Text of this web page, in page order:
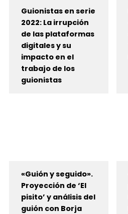
Guionistas en serie
2022: La irrupción
de las plataformas
digitales y su
impacto en el
trabajo de los
guionistas
«Guión y seguido».
Proyección de ‘El
pisito’ y análisis del
guión con Borja